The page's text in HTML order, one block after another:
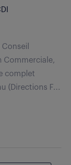
Commerciale,
complet
(Directions F...